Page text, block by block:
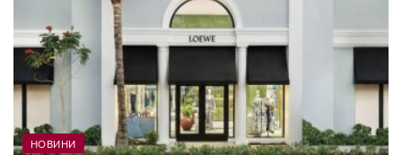
НОВИНИ